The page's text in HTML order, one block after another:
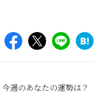
週のあなたの運勢は？